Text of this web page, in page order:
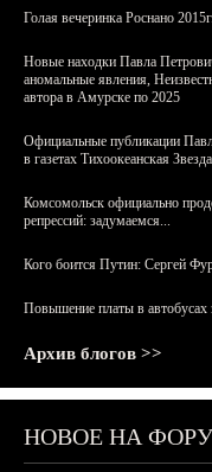
Голая вечеринка Роснано
Новые находки Павла
аномальные явления,
автора в Амурске по 2025
Официальные публикации
в газетах Тихоокеанская
Комсомольск официально
репрессий: задумаемся...
Кого боится Путин: Сергей
Повышение платы в автобусах
Архив блогов >>
НОВОЕ НА